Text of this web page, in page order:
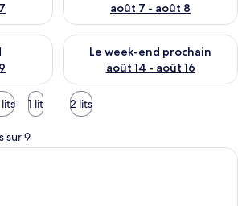
août 7 - août 8
pour ce week-end août 7 - août 9
Le week-end prochain
août 14 - août 16
Vérifier la disponibilité pour
1 lit 2 lits
sur 9
Un salon moderne doté d’une